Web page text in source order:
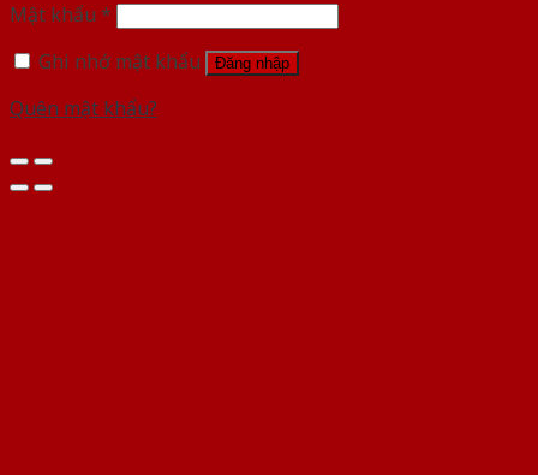
Mật khẩu *
Ghi nhớ mật khẩu
Đăng nhập
Quên mật khẩu?